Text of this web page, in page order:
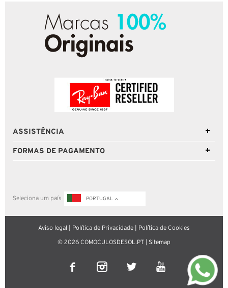
ASSISTÊNCIA
FORMAS DE PAGAMENTO
Seleciona um país PORTUGAL
Aviso legal Política de Privacidade Política de Cookies
© 2026 COMOCULOSDESOL.PT | Sitemap